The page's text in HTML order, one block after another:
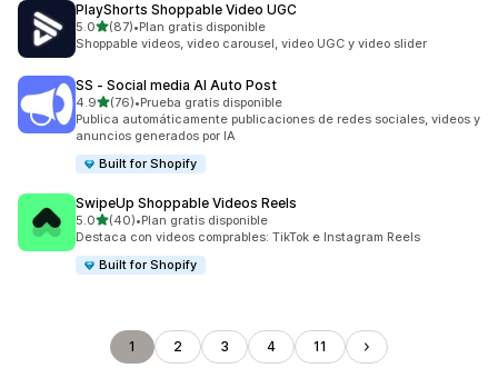
PlayShorts Shoppable Video UGC
5.0de 5 estrellas
(87)
87 reseñas en total
•Plan gratis disponible
Shoppable videos, video carousel, video UGC y video slider
SS ‑ Social media AI Auto Post
4.9de 5 estrellas
(76)
76 reseñas en total
•Prueba gratis disponible
Publica automáticamente publicaciones de redes sociales, videos y
anuncios generados por IA
Built for Shopify
SwipeUp Shoppable Videos Reels
5.0de 5 estrellas
(40)
40 reseñas en total
•Plan gratis disponible
Destaca con videos comprables: TikTok e Instagram Reels
Built for Shopify
1 2 3 4 11